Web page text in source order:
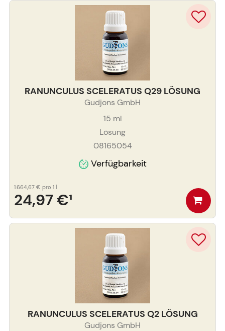
RANUNCULUS SCELERATUS Q29 LÖSUNG
Gudjons GmbH
15 ml
Lösung
08165054
Verfügbarkeit
24,97 €¹
1.664,67 € pro 1 l
RANUNCULUS SCELERATUS Q2 LÖSUNG
Gudjons GmbH